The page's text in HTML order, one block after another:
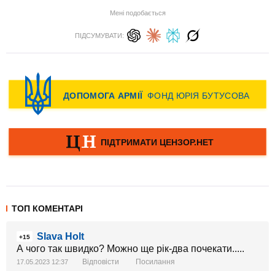
Мені подобається
ПІДСУМУВАТИ:
ТОП КОМЕНТАРІ
+15
Slava Holt
А чого так швидко? Можно ще рік-два почекати.....
17.05.2023 12:37 Відповісти Посилання